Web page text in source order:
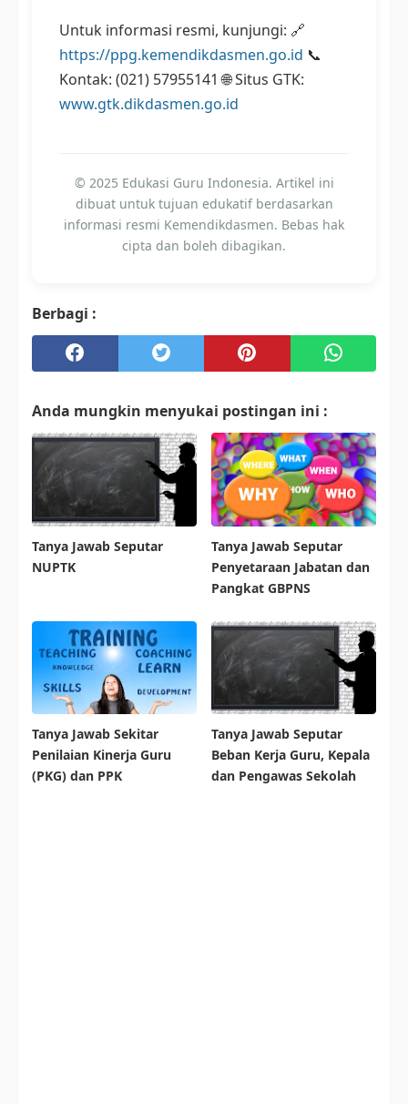
Untuk informasi resmi, kunjungi: 🔗
https://ppg.kemendikdasmen.go.id 📞
Kontak: (021) 57955141 🌐 Situs GTK:
www.gtk.dikdasmen.go.id
© 2025 Edukasi Guru Indonesia. Artikel ini
dibuat untuk tujuan edukatif berdasarkan
informasi resmi Kemendikdasmen. Bebas hak
cipta dan boleh dibagikan.
Berbagi :
Anda mungkin menyukai postingan ini :
Tanya Jawab Seputar
NUPTK
Tanya Jawab Seputar
Penyetaraan Jabatan dan
Pangkat GBPNS
Tanya Jawab Sekitar
Penilaian Kinerja Guru
(PKG) dan PPK
Tanya Jawab Seputar
Beban Kerja Guru, Kepala
dan Pengawas Sekolah